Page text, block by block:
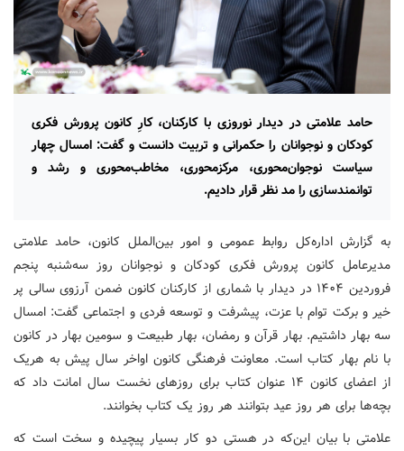
حامد علامتی در دیدار نوروزی با کارکنان، کارِ کانون پرورش فکری
کودکان و نوجوانان را حکمرانی و تربیت دانست و گفت: امسال چهار
سیاست نوجوان‌محوری، مرکزمحوری، مخاطب‌محوری و رشد و
توانمندسازی را مد نظر قرار دادیم.
به گزارش اداره‌کل روابط عمومی و امور بین‌الملل کانون، حامد علامتی
مدیرعامل کانون پرورش فکری کودکان و نوجوانان روز سه‌شنبه پنجم
فروردین ۱۴۰۴ در دیدار با شماری از کارکنان کانون ضمن آرزوی سالی پر
خیر و برکت توام با عزت، پیشرفت و توسعه فردی و اجتماعی گفت: امسال
سه بهار داشتیم. بهار قرآن و رمضان، بهار طبیعت و سومین بهار در کانون
با نام بهار کتاب است. معاونت فرهنگی کانون اواخر سال پیش به هریک
از اعضای کانون ۱۴ عنوان کتاب برای روزهای نخست سال امانت داد که
بچه‌ها برای هر روز عید بتوانند هر روز یک کتاب بخوانند.
علامتی با بیان این‌که در هستی دو کار بسیار پیچیده و سخت است که